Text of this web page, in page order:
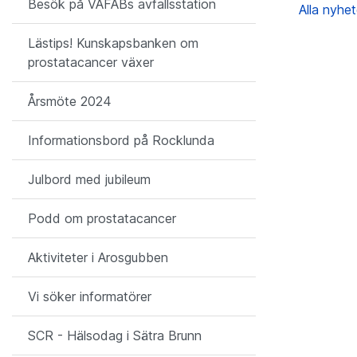
Besök på VAFABs avfallsstation
Lästips! Kunskapsbanken om
prostatacancer växer
Årsmöte 2024
Informationsbord på Rocklunda
Julbord med jubileum
Podd om prostatacancer
Aktiviteter i Arosgubben
Vi söker informatörer
SCR - Hälsodag i Sätra Brunn
Alla